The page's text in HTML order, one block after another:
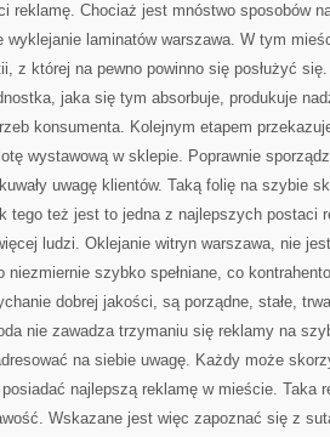
reklamę. Chociaż jest mnóstwo sposobów
wyklejanie laminatów warszawa. W tym
z której na pewno powinno się posłużyć
jaka się tym absorbuje, produkuje
konsumenta. Kolejnym etapem
wystawową w sklepie. Poprawnie
uwagę klientów. Taką folię na szybie
tego też jest to jedna z najlepszych postaci
ludzi. Oklejanie witryn warszawa, nie
szybko spełniane, co
dobrej jakości, są porządne, stałe,
nie zawadza trzymaniu się reklamy na
na siebie uwagę. Każdy może
najlepszą reklamę w mieście. Taka
Wskazane jest więc zapoznać się z